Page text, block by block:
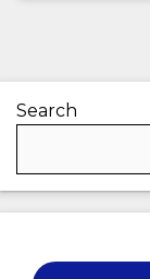
Search